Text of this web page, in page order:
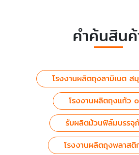
คำค้นสิน
โรงงานผลิตถุงลามิเนต ส
โรงงานผลิตถุงแก้ว
รับผลิตม้วนฟิล์มบรร
โรงงานผลิตถุงพลาสติ